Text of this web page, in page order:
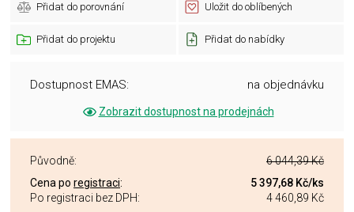
Přidat do porovnání Uložit do oblíbených
Přidat do projektu Přidat do nabídky
Dostupnost EMAS: na objednávku
Zobrazit dostupnost na prodejnách
Původně:
6 044,39 Kč
Cena po registraci: 5 397,68 Kč/ks
Po registraci bez DPH:
4 460,89 Kč